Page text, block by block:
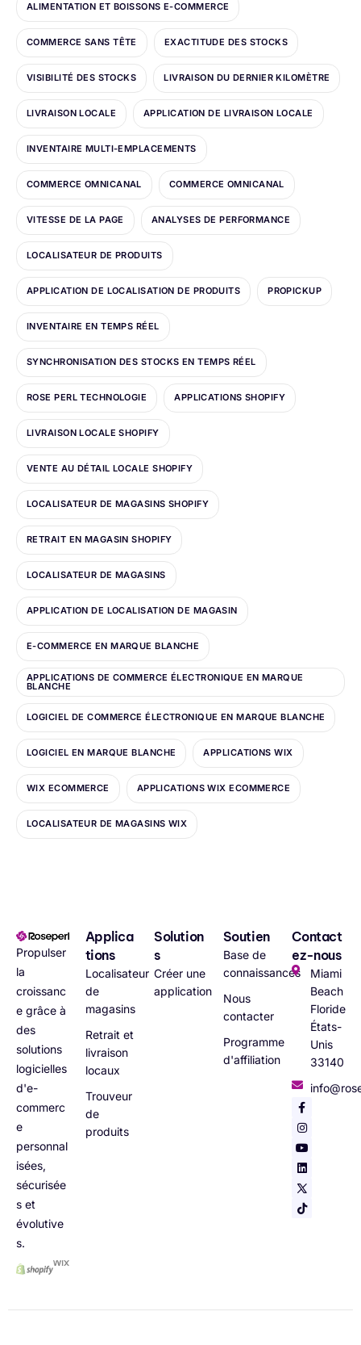
ALIMENTATION ET BOISSONS E-COMMERCE
COMMERCE SANS TÊTE EXACTITUDE DES STOCKS
VISIBILITÉ DES STOCKS LIVRAISON DU DERNIER KILOMÈTRE
LIVRAISON LOCALE APPLICATION DE LIVRAISON LOCALE
INVENTAIRE MULTI-EMPLACEMENTS
COMMERCE OMNICANAL COMMERCE OMNICANAL
VITESSE DE LA PAGE ANALYSES DE PERFORMANCE
LOCALISATEUR DE PRODUITS
APPLICATION DE LOCALISATION DE PRODUITS PROPICKUP
INVENTAIRE EN TEMPS RÉEL
SYNCHRONISATION DES STOCKS EN TEMPS RÉEL
ROSE PERL TECHNOLOGIE APPLICATIONS SHOPIFY
LIVRAISON LOCALE SHOPIFY
VENTE AU DÉTAIL LOCALE SHOPIFY
LOCALISATEUR DE MAGASINS SHOPIFY
RETRAIT EN MAGASIN SHOPIFY
LOCALISATEUR DE MAGASINS
APPLICATION DE LOCALISATION DE MAGASIN
E-COMMERCE EN MARQUE BLANCHE
APPLICATIONS DE COMMERCE ÉLECTRONIQUE EN MARQUE
BLANCHE
LOGICIEL DE COMMERCE ÉLECTRONIQUE EN MARQUE BLANCHE
LOGICIEL EN MARQUE BLANCHE APPLICATIONS WIX
WIX ECOMMERCE APPLICATIONS WIX ECOMMERCE
LOCALISATEUR DE MAGASINS WIX
Propulser
la
croissanc
e grâce à
des
solutions
logicielles
d'e-
commerc
e
personnal
isées,
sécurisée
s et
évolutive
s.
Applica
tions
Localisateur
de
magasins
Retrait et
livraison
locaux
Trouveur
de
produits
Solution
s
Créer une
application
Soutien
Base de
connaissances
Nous
contacter
Programme
d'affiliation
Contact
ez-nous
Miami
Beach
Floride
États-
Unis
33140